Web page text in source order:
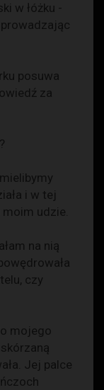
w łóżku -
posuwa
za
i w tej
udzie.
na nią
czy
mojego
Jej palce